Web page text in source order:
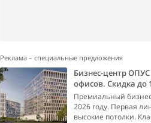
Реклама – специальные предложения
Бизнес-центр
офисов. Скидка до
Премиальный
2026 году. Первая
высокие потолки.